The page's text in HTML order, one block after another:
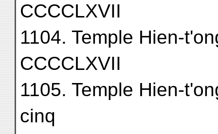
CCCCLXVII
1104. Temple Hien-
CCCCLXVII
1105. Temple Hien-
cinq